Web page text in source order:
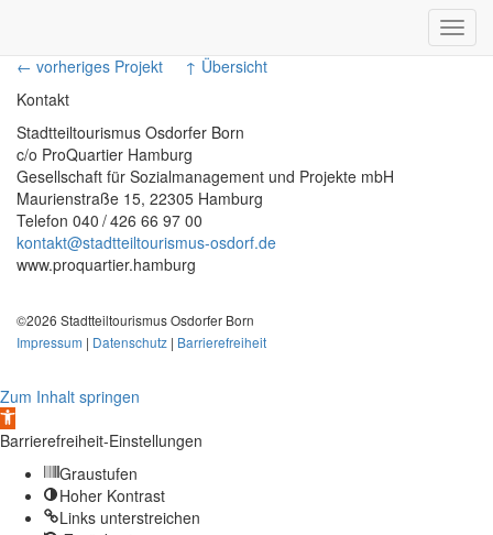
← vorheriges Projekt
↑ Übersicht
Kontakt
Stadtteiltourismus Osdorfer Born
c/o ProQuartier Hamburg
Gesellschaft für Sozialmanagement und Projekte mbH
Maurienstraße 15, 22305 Hamburg
Telefon 040 / 426 66 97 00
kontakt@stadtteiltourismus-osdorf.de
www.proquartier.hamburg
©2026 Stadtteiltourismus Osdorfer Born
Impressum | Datenschutz | Barrierefreiheit
Zum Inhalt springen
Werkzeugleiste
öffnen
Barrierefreiheit-Einstellungen
Graustufen
Hoher Kontrast
Links unterstreichen